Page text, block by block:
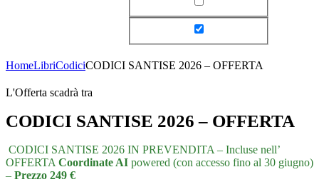
HomeLibriCodiciCODICI SANTISE 2026 – OFFERTA
L'Offerta scadrà tra
CODICI SANTISE 2026 – OFFERTA
CODICI SANTISE 2026 IN PREVENDITA – Incluse nell’
OFFERTA Coordinate AI powered (con accesso fino al 30 giugno)
– Prezzo 249 €